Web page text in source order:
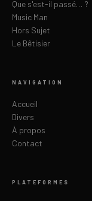
Que s'est-il passé… ?
Music Man
Hors Sujet
Le Bêtisier
NAVIGATION
Accueil
Divers
À propos
Contact
PLATEFORMES